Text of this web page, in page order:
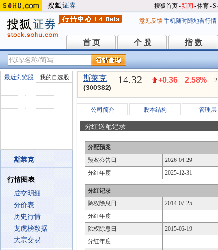
搜狐首页-新闻 -体育-S
意见反馈 手机随时随地看行情
首 页
首 页 个 股
个 股 指 数
指 数
最近浏览股 我的自选股
斯莱克
行情图表
成交明细
分价表
历史行情
龙虎榜数据
大宗交易
斯莱克
(300382)
14.32 +0.36 2.58%
公司简介 股本结构 管理层
分红送配记录
分配预案
预案公告日
2026-04-29
分红年度
2025-12-31
分红记录
除权除息日
2014-07-25
分红年度
除权除息日
2015-06-19
分红年度